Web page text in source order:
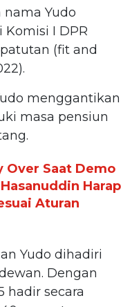
Yudo
I DPR
(fit and
menggantikan
masa pensiun
Over Saat Demo
Harap
Aturan
Yudo dihadiri
Dengan
hadir secara